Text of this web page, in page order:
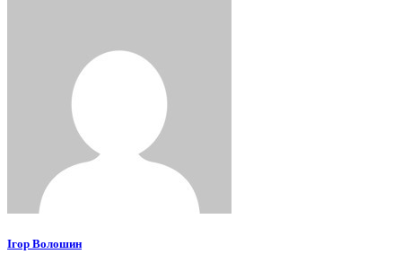
Ігор Волошин